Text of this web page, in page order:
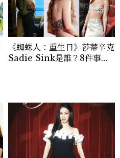
《蜘蛛人：重生日》莎蒂辛克
Sadie Sink是誰？8件事認